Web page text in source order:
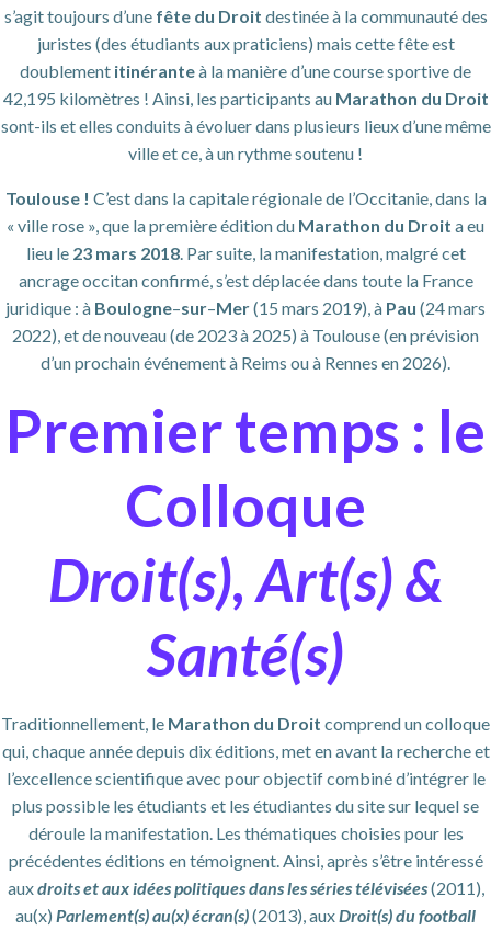
s’agit toujours d’une fête du Droit destinée à la communauté des
juristes (des étudiants aux praticiens) mais cette fête est
doublement itinéranteà la manière d’une course sportive de
42,195 kilomètres ! Ainsi, les participants auMarathon du Droit
sont-ils et elles conduits à évoluer dans plusieurs lieux d’une même
ville et ce, à un rythme soutenu !
Toulouse ! C’est dans la capitale régionale de l’Occitanie, dans la
« ville rose », que la première édition du Marathon du Droit a eu
lieu le 23 mars 2018. Par suite, la manifestation, malgré cet
ancrage occitan confirmé, s’est déplacée dans toute la France
juridique : à Boulogne–sur–Mer(15 mars 2019), à Pau (24 mars
2022), et de nouveau (de 2023 à 2025) à Toulouse (en prévision
d’un prochain événement à Reims ou à Rennes en 2026).
Premier temps : le
Colloque
Droit(s), Art(s) &
Santé(s)
Traditionnellement, le Marathon du Droit comprend un colloque
qui, chaque année depuis dix éditions, met en avant la recherche et
l’excellence scientifique avec pour objectif combiné d’intégrer le
plus possible les étudiants et les étudiantes du site sur lequel se
déroule la manifestation. Les thématiques choisies pour les
précédentes éditions en témoignent. Ainsi, après s’être intéressé
auxdroits et aux idées politiques dans les séries télévisées(2011),
au(x) Parlement(s) au(x) écran(s)(2013), auxDroit(s) du football